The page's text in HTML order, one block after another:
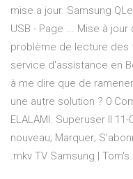
mise a jour. Samsung
USB - Page ... Mise à
problème de lecture des
service d'assistance en
à me dire que de
une autre solution ? 0
ELALAMI. Superuser II
nouveau; Marquer;
.mkv TV Samsung | Tom's